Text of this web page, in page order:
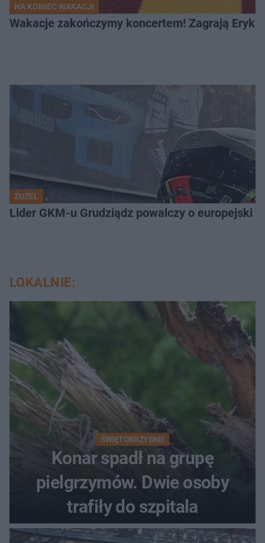
NA KONIEC WAKACJI
Wakacje zakończymy koncertem! Zagrają Eryk
ŻUŻEL
Lider GKM-u Grudziądz powalczy o europejski
LOKALNIE:
ŚWIĘTOKRZYSKIE
Konar spadł na grupę
pielgrzymów. Dwie osoby
trafiły do szpitala